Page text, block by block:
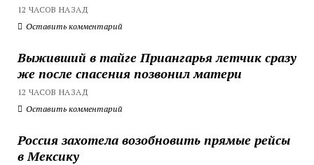
12 ЧАСОВ НАЗАД
Оставить комментарий
Выживший в тайге Приангарья летчик сразу
же после спасения позвонил матери
12 ЧАСОВ НАЗАД
Оставить комментарий
Россия захотела возобновить прямые рейсы
в Мексику